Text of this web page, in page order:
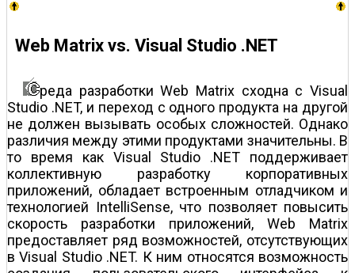
Web Matrix vs. Visual Studio .NET
реда разработки Web Matrix сходна с Visual
Studio .NET, и переход с одного продукта на другой
не должен вызывать особых сложностей. Однако
различия между этими продуктами значительны. В
то время как Visual Studio .NET поддерживает
коллективную разработку корпоративных
приложений, обладает встроенным отладчиком и
технологией IntelliSense, что позволяет повысить
скорость разработки приложений, Web Matrix
предоставляет ряд возможностей, отсутствующих
в Visual Studio .NET. К ним относятся возможность